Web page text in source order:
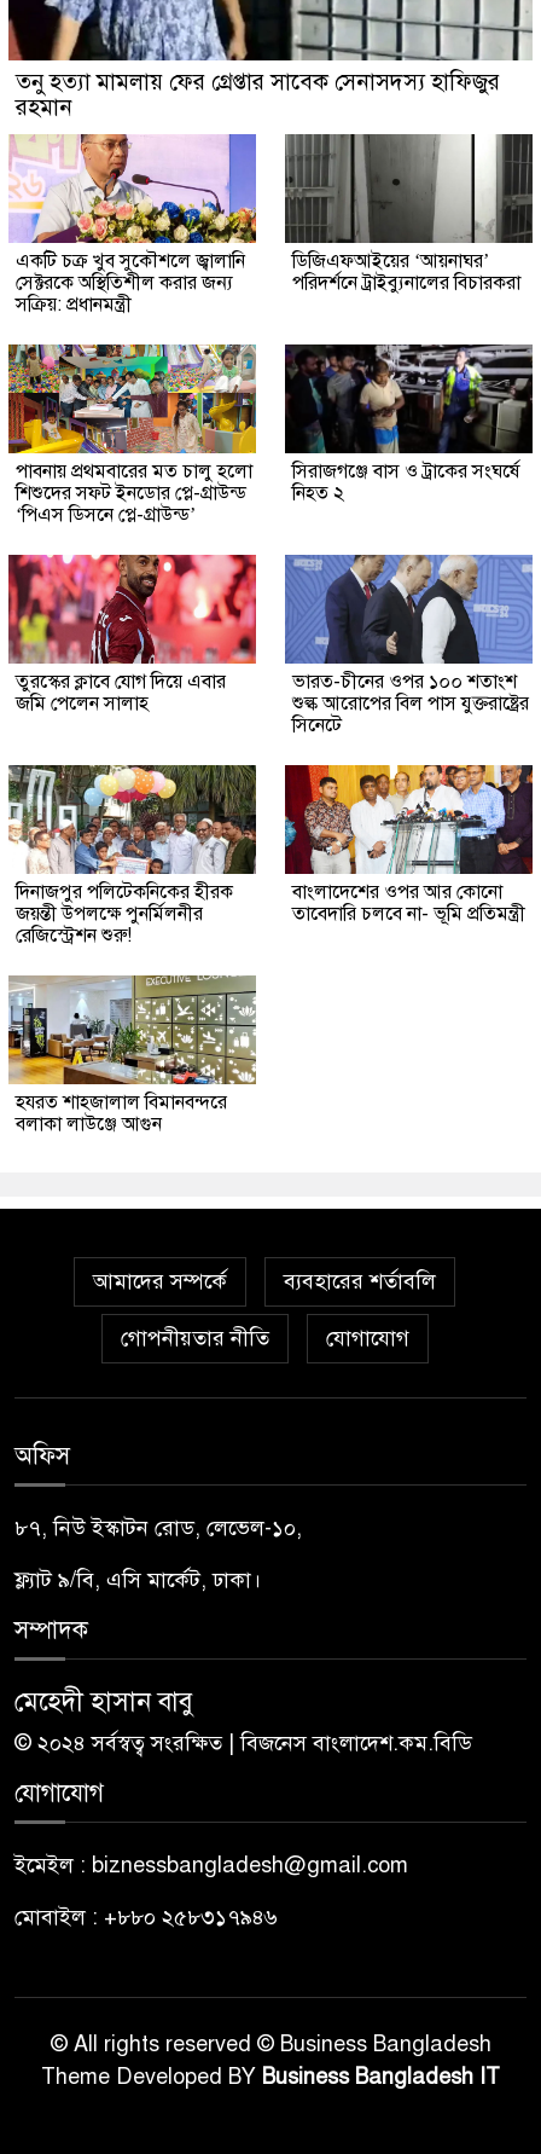
তনু হত্যা মামলায় ফের গ্রেপ্তার সাবেক সেনাসদস্য হাফিজুর
রহমান
একটি চক্র খুব সুকৌশলে জ্বালানি
সেক্টরকে অস্থিতিশীল করার জন্য
সক্রিয়: প্রধানমন্ত্রী
ডিজিএফআইয়ের ‘আয়নাঘর’
পরিদর্শনে ট্রাইব্যুনালের বিচারকরা
পাবনায় প্রথমবারের মত চালু হলো
শিশুদের সফট ইনডোর প্লে-গ্রাউন্ড
‘পিএস ডিসনে প্লে-গ্রাউন্ড’
সিরাজগঞ্জে বাস ও ট্রাকের সংঘর্ষে
নিহত ২
তুরস্কের ক্লাবে যোগ দিয়ে এবার
জমি পেলেন সালাহ
ভারত-চীনের ওপর ১০০ শতাংশ
শুল্ক আরোপের বিল পাস যুক্তরাষ্ট্রের
সিনেটে
দিনাজপুর পলিটেকনিকের হীরক
জয়ন্তী উপলক্ষে পুনর্মিলনীর
রেজিস্ট্রেশন শুরু!
বাংলাদেশের ওপর আর কোনো
তাবেদারি চলবে না- ভূমি প্রতিমন্ত্রী
হযরত শাহজালাল বিমানবন্দরে
বলাকা লাউঞ্জে আগুন
আমাদের সম্পর্কে ব্যবহারের শর্তাবলি
গোপনীয়তার নীতি যোগাযোগ
অফিস
৮৭, নিউ ইস্কাটন রোড, লেভেল-১০,
ফ্ল্যাট ৯/বি, এসি মার্কেট, ঢাকা।
সম্পাদক
মেহেদী হাসান বাবু
© ২০২৪ সর্বস্বত্ব সংরক্ষিত | বিজনেস বাংলাদেশ.কম.বিডি
যোগাযোগ
ইমেইল : biznessbangladesh@gmail.com
মোবাইল : +৮৮০ ২৫৮৩১৭৯৪৬
© All rights reserved © Business Bangladesh
Theme Developed BY Business Bangladesh IT